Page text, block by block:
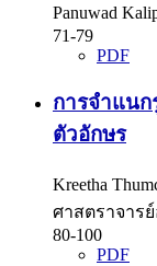
Panuwad
71-79
PDF
การจำแน
ตัวอักษร
Kreetha
ศาสตราจาร
80-100
PDF